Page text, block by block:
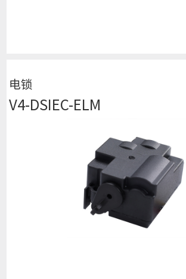
电锁
V4-DSIEC-ELM